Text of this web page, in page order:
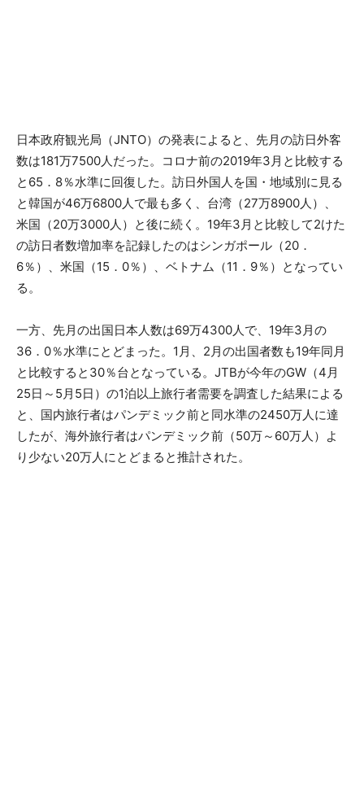
日本政府観光局（JNTO）の発表によると、先月の訪日外客
数は181万7500人だった。コロナ前の2019年3月と比較する
と65．8％水準に回復した。訪日外国人を国・地域別に見る
と韓国が46万6800人で最も多く、台湾（27万8900人）、
米国（20万3000人）と後に続く。19年3月と比較して2けた
の訪日者数増加率を記録したのはシンガポール（20．
6％）、米国（15．0％）、ベトナム（11．9％）となってい
る。
一方、先月の出国日本人数は69万4300人で、19年3月の
36．0％水準にとどまった。1月、2月の出国者数も19年同月
と比較すると30％台となっている。JTBが今年のGW（4月
25日～5月5日）の1泊以上旅行者需要を調査した結果による
と、国内旅行者はパンデミック前と同水準の2450万人に達
したが、海外旅行者はパンデミック前（50万～60万人）よ
り少ない20万人にとどまると推計された。